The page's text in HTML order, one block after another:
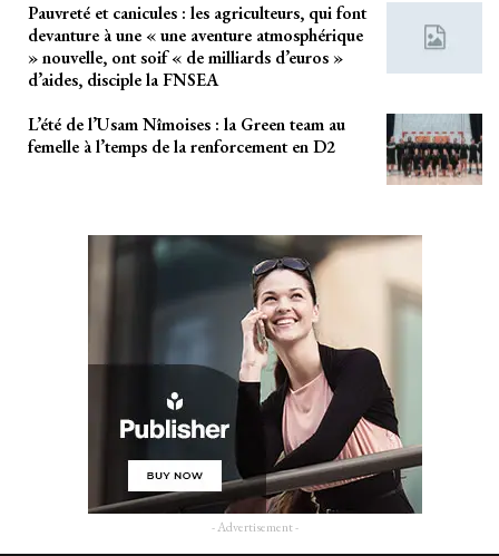
Pauvreté et canicules : les agriculteurs, qui font
devanture à une « une aventure atmosphérique
» nouvelle, ont soif « de milliards d’euros »
d’aides, disciple la FNSEA
L’été de l’Usam Nîmoises : la Green team au
femelle à l’temps de la renforcement en D2
- Advertisement -